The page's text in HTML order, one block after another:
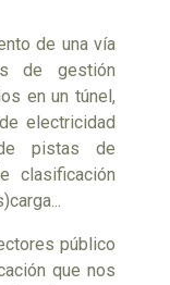
de una vía
de gestión
en un túnel,
electricidad
pistas de
clasificación
público
que nos